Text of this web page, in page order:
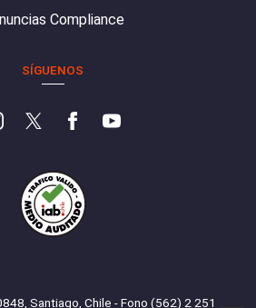
Compliance
SÍGUENOS
Santiago, Chile - Fono (562) 2 251